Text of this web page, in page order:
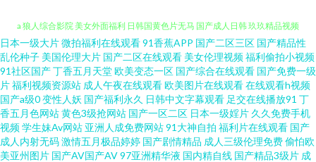
国产网络自拍 亚洲欧洲日产AV 久久国产精品一区 欧洲A级网站 在线播放成人
a 狼人综合影院 美女外面福利 日韩国黄色片无马 国产成人日韩 玖玖精品视频
在线 天天久久视频 97电影院色 国产网站在线 午夜波多解衣 丰满人妻影片 美
女足交91 91TV精品 成人小视频APP 韩日欧av 九一国产 欧美成人超碰 91福利
日本一级大片微拍福利在线观看91香蕉APP 国产二区三区 国产精品性
乱伦种子 美国伦理大片 国产二区在线观看 美女伦理视频福利偷拍小视频
91社区国产丁香五月天堂欧美变态一区 国产综合在线观看 国产免费一级
片福利视频资源站 成人午夜在线观看欧美图片在线观看在线观看h视频
国产a级0变性人妖 国产福利永久 日韩中文字幕观看 足交在线播放91 丁
香五月色网站黄色3级抢网站 国产一区二区 日本一级婬片 久久免费手机
视频学生妹Av网站 亚洲人成免费网站91大神自拍 福利片在线观看 国产
成人内射无码激情五月极品婷婷 国产剧情精品 成人三级伦理免费偷怕欧
美亚州图片 国产AV国产AV97亚洲精华液 国内精自线 国产精品3级片 成